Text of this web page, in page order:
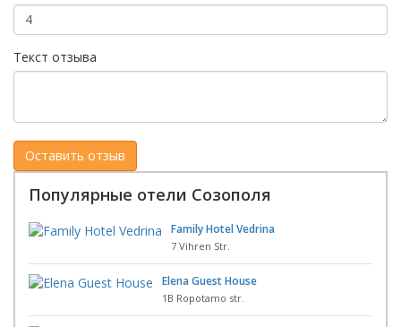
Текст отзыва
Популярные отели Созополя
Family Hotel Vedrina
7 Vihren Str.
Elena Guest House
1B Ropotamo str.